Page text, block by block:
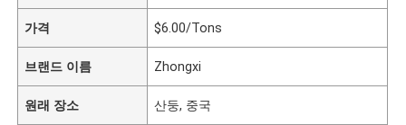
가격 $6.00/Tons
브랜드 이름 Zhongxi
원래 장소 산둥, 중국